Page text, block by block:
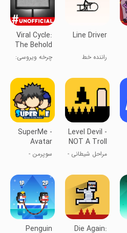
Line Driver
راننده خط
Viral Cycle:
The Behold
Game
چرخه ویروسی:
شگفت‌انگیز
Level Devil -
NOT A Troll
Game
مراحل شیطانی -
نیست
SuperMe -
Avatar
Maker
Creator
سوپرمن -
Die Again:
Penguin